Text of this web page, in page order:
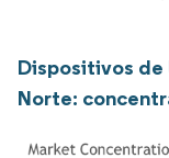
Dispositivos
Norte: